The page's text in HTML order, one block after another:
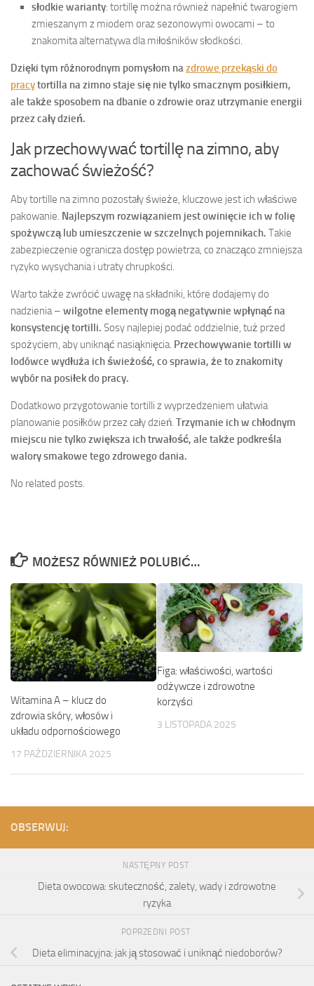
słodkie warianty: tortillę można również napełnić twarogiem
zmieszanym z miodem oraz sezonowymi owocami – to
znakomita alternatywa dla miłośników słodkości.
Dzięki tym różnorodnym pomysłom nazdrowe przekąski do
pracytortilla na zimno staje się nie tylko smacznym posiłkiem,
ale także sposobem na dbanie o zdrowie oraz utrzymanie energii
przez cały dzień.
Jak przechowywać tortillę na zimno, aby
zachować świeżość?
Aby tortille na zimno pozostały świeże, kluczowe jest ich właściwe
pakowanie. Najlepszym rozwiązaniem jest owinięcie ich w folię
spożywczą lub umieszczenie w szczelnych pojemnikach. Takie
zabezpieczenie ogranicza dostęp powietrza, co znacząco zmniejsza
ryzyko wysychania i utraty chrupkości.
Warto także zwrócić uwagę na składniki, które dodajemy do
nadzienia – wilgotne elementy mogą negatywnie wpłynąć na
konsystencję tortilli. Sosy najlepiej podać oddzielnie, tuż przed
spożyciem, aby uniknąć nasiąknięcia. Przechowywanie tortilli w
lodówce wydłuża ich świeżość, co sprawia, że to znakomity
wybór na posiłek do pracy.
Dodatkowo przygotowanie tortilli z wyprzedzeniem ułatwia
planowanie posiłków przez cały dzień. Trzymanie ich w chłodnym
miejscu nie tylko zwiększa ich trwałość, ale także podkreśla
walory smakowe tego zdrowego dania.
No related posts.
MOŻESZ RÓWNIEŻ POLUBIĆ…
Witamina A – klucz do
zdrowia skóry, włosów i
układu odpornościowego
17 PAŹDZIERNIKA 2025
Figa: właściwości, wartości
odżywcze i zdrowotne
korzyści
3 LISTOPADA 2025
OBSERWUJ:
NASTĘPNY POST
Dieta owocowa: skuteczność, zalety, wady i zdrowotne
ryzyka
POPRZEDNI POST
Dieta eliminacyjna: jak ją stosować i uniknąć niedoborów?